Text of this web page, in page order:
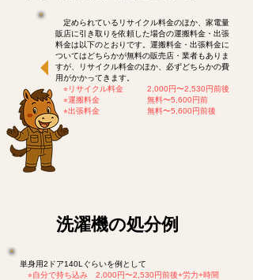
定められているリサイクル料金のほか、家電量
販店に引き取りを依頼した場合の運搬料金・出張
料金は以下のとおりです。運搬料金・出張料金に
ついてはどちらかが無料の販売店・業者もありま
すが、リサイクル料金のほか、必ずどちらかの費
用がかかってきます。
⭐︎リサイクル料金 2,000円〜2,530円前後
⭐︎運搬料金 無料〜5,600円前
⭐︎出張料金 無料〜5,600円前後
​洗濯機の処分例
単身用2ドア140Lぐらいを例として
⭐︎自分で持ち込み 2,000円〜2,530円前後+労力+時間